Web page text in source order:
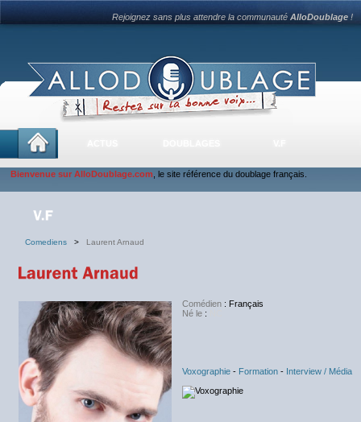
Rejoignez sans plus attendre la communautéAlloDoublage !
Bienvenue sur AlloDoublage.com , le site référence du doublage français.
Comediens > Laurent Arnaud
Comédien : Français
Né le :
Voxographie - Formation - Interview / Média